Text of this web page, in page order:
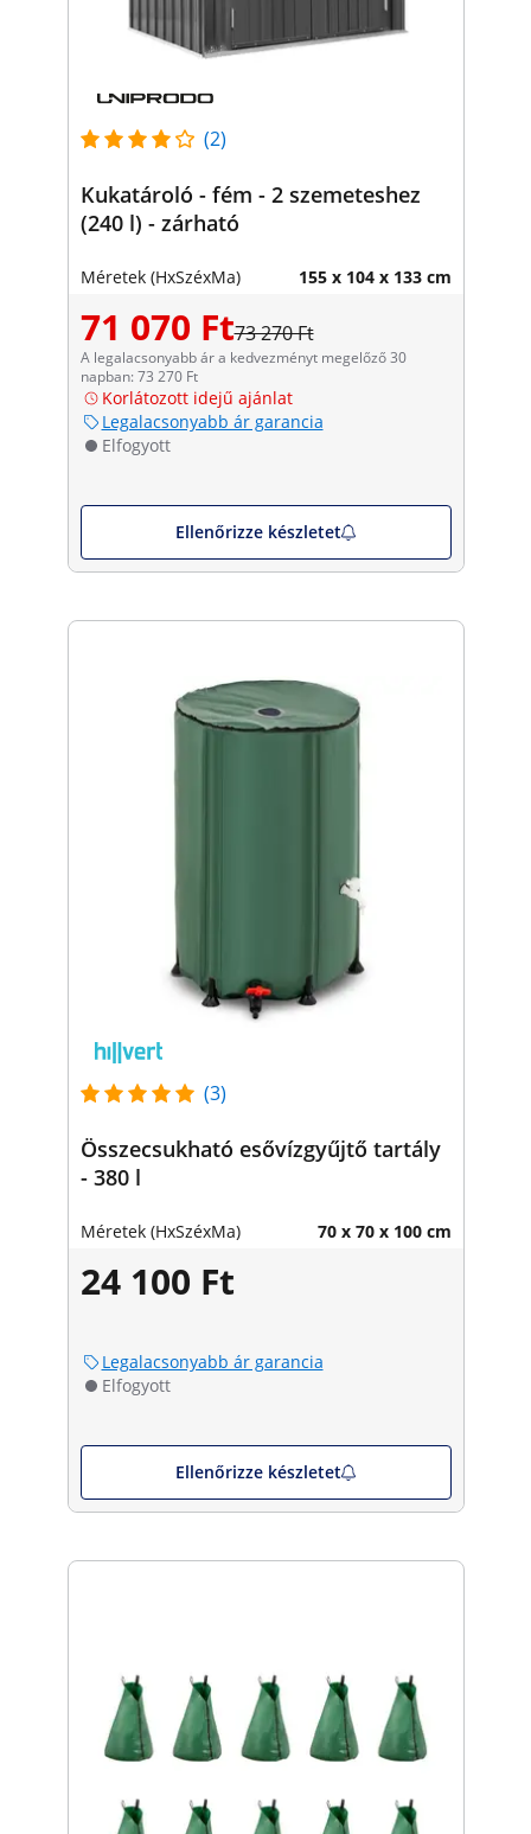
(2)
Kukatároló - fém - 2 szemeteshez
(240 l) - zárható
Méretek (HxSzéxMa) 155 x 104 x 133 cm
71 070 Ft73 270 Ft
A legalacsonyabb ár a kedvezményt megelőző 30
napban: 73 270 Ft
Korlátozott idejű ajánlat
Legalacsonyabb ár garancia
Elfogyott
Ellenőrizze készletet
(3)
Összecsukható esővízgyűjtő tartály
- 380 l
Méretek (HxSzéxMa) 70 x 70 x 100 cm
24 100 Ft
Legalacsonyabb ár garancia
Elfogyott
Ellenőrizze készletet